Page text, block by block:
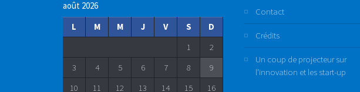
août 2026
L
M M J V S
D
1
2
3
4 5 6 7 8
9
10
11 12 13 14 15
16
Contact
Crédits
Un coup de projecteur sur
l’innovation et les start-up